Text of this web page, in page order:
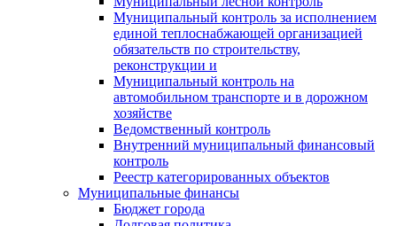
Муниципальный контроль за исполнением
единой теплоснабжающей организацией
обязательств по строительству,
реконструкции и
Муниципальный контроль на
автомобильном транспорте и в дорожном
хозяйстве
Ведомственный контроль
Внутренний муниципальный финансовый
контроль
Реестр категорированных объектов
Муниципальные финансы
Бюджет города